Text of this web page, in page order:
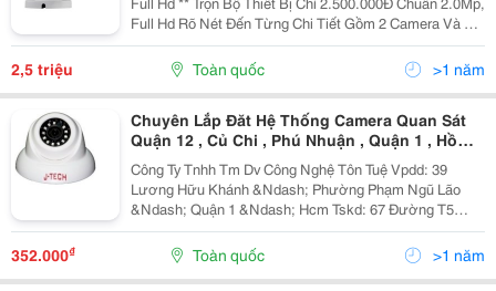
Full Hd Rõ Nét Đến Từng Chi Tiết Gồm 2 Camera Và 1
Đầu Ghi 4 Kênh ( Tặng Ngay 2 Nguồn Camera Và 4 Jack
Kết Nói Camera.) Free Nhân Công...
2,5 triệu Toàn quốc >1 năm
Chuyên Lắp Đăt Hệ Thống Camera Quan Sát
Quận 12 , Củ Chi , Phú Nhuận , Quận 1 , Hồ
Chí Minh
Công Ty Tnhh Tm Dv Công Nghệ Tôn Tuệ Vpdd: 39
Lương Hữu Khánh &Ndash; Phường Phạm Ngũ Lão
&Ndash; Quận 1 &Ndash; Hcm Tskd: 67 Đường T5
&Ndash; Phường Tây Thạnh &Ndash; Quận Tân Phú -
Hcm Đt : (028) 2253 7156 Hotline : 08 88 333 956 Email:
352.000₫ Toàn quốc >1 năm